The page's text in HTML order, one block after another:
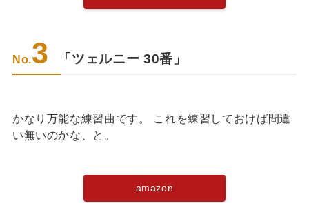
No.3 「ツェルニー 30番」
かなり万能な練習曲です。 これを練習しておけば間違
い無いのかな、と。
amazon